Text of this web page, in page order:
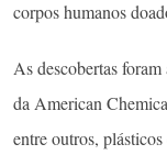
corpos humanos
As descobertas
da American
entre outros,